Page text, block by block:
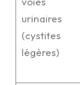
urinaires
(cystites
légères)